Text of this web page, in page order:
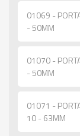
01069 -
- 50MM
01070 -
- 50MM
01071 -
10 - 63MM